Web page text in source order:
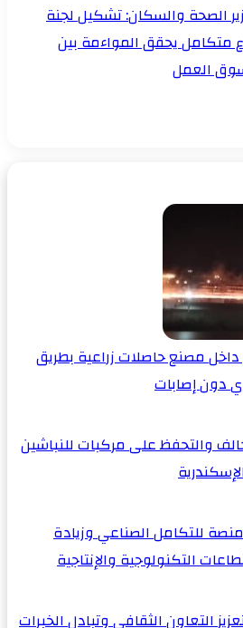
الصحة والسكان: تشكيل لجنة
متكامل يحقق المواءمة بين
العمل
مصنع حاصلات زراعية بطريق
دون إصابات
مخالف والتحفظ على مركبات للنباشين
للتكامل الصناعي وزيادة
التكنولوجية والإنتاجية
التعاون الثقافي وتبادل الخبرات